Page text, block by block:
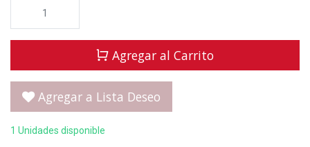
Agregar al Carrito
Agregar a Lista Deseo
1 Unidades disponible